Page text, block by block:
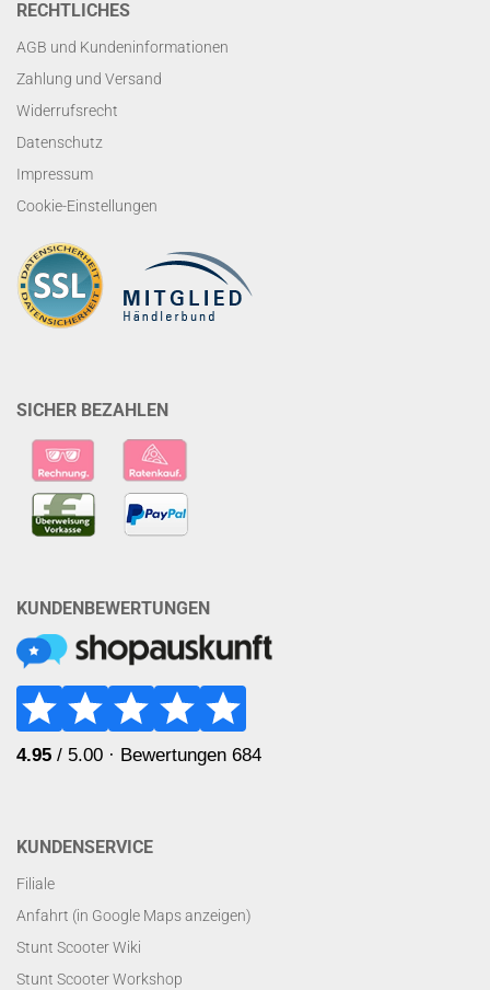
RECHTLICHES
AGB und Kundeninformationen
Zahlung und Versand
Widerrufsrecht
Datenschutz
Impressum
Cookie-Einstellungen
SICHER BEZAHLEN
KUNDENBEWERTUNGEN
KUNDENSERVICE
Filiale
Anfahrt (in Google Maps anzeigen)
Stunt Scooter Wiki
Stunt Scooter Workshop